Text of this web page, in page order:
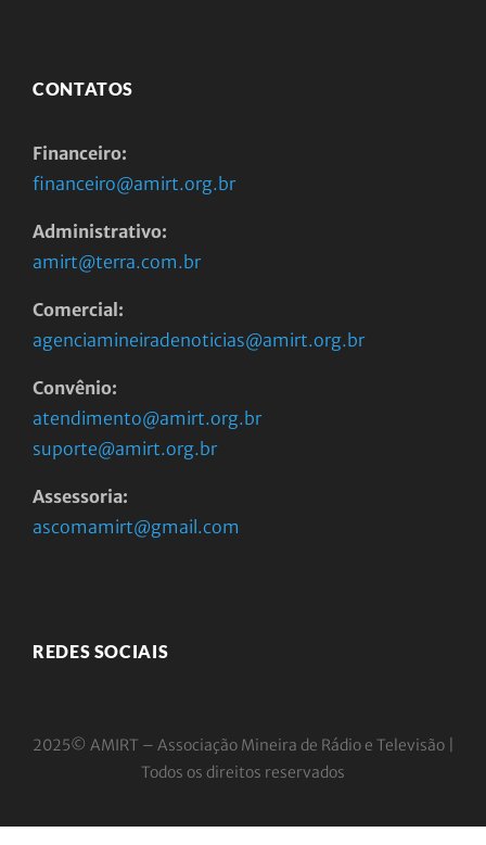
CONTATOS
Financeiro:
financeiro@amirt.org.br
Administrativo:
amirt@terra.com.br
Comercial:
agenciamineiradenoticias@amirt.org.br
Convênio:
atendimento@amirt.org.br
suporte@amirt.org.br
Assessoria:
ascomamirt@gmail.com
REDES SOCIAIS
2025© AMIRT – Associação Mineira de Rádio e Televisão |
Todos os direitos reservados